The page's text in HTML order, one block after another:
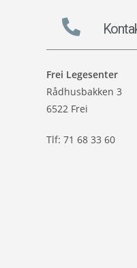
Frei Legesenter
Rådhusbakken 3
6522 Frei
Tlf: 71 68 33 60